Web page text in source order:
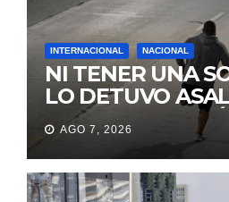
INTERNACIONAL NACIONAL
NI TENER UNA
LO DETUVO
MUJERES Y HUYÓ
BRINCANDO.
AGO 7, 2026